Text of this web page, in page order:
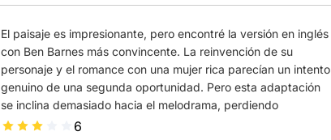
El paisaje es impresionante, pero encontré la versión en inglés
con Ben Barnes más convincente. La reinvención de su
personaje y el romance con una mujer rica parecían un intento
genuino de una segunda oportunidad. Pero esta adaptación
se inclina demasiado hacia el melodrama, perdiendo
6